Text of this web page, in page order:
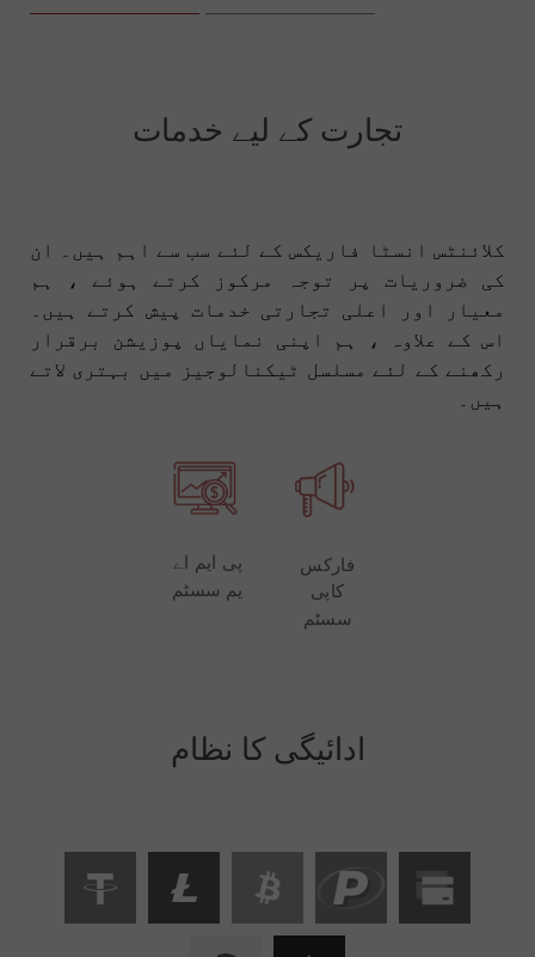
تجارت کے لیے خدمات
کلائنٹس انسٹا فاریکس کے لئے سب سے اہم ہیں۔ ان
کی ضروریات پر توجہ مرکوز کرتے ہوئے ، ہم
معیار اور اعلی تجارتی خدمات پیش کرتے ہیں۔
اس کے علاوہ ، ہم اپنی نمایاں پوزیشن برقرار
رکھنے کے لئے مسلسل ٹیکنالوجیز میں بہتری لاتے
ہیں۔
فارکس
کاپی
سسٹم
پی ایم اے
یم سسٹم
ادائیگی کا نظام